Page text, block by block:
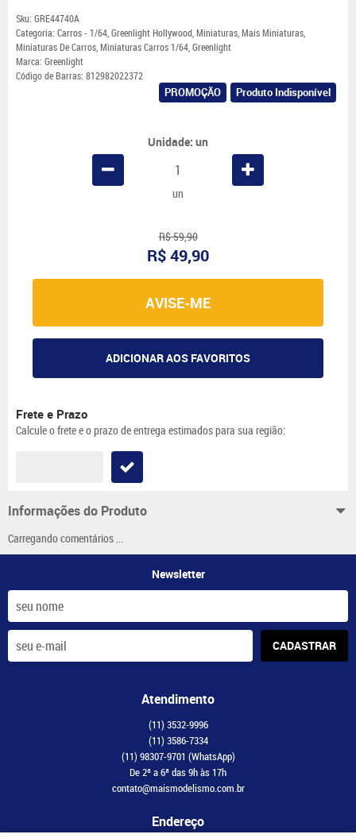
Sku: GRE44740A
Categoria: Carros - 1/64,Greenlight Hollywood,Miniaturas,Mais Miniaturas,
Miniaturas De Carros,Miniaturas Carros 1/64,Greenlight
Marca: Greenlight
Código de Barras: 812982022372
PROMOÇÃO Produto Indisponível
Unidade: un
un
R$ 59,90
R$ 49,90
AVISE-ME
ADICIONAR AOS FAVORITOS
Frete e Prazo
Calcule o frete e o prazo de entrega estimados para sua região:
Informações do Produto
Carregando comentários ...
Newsletter
CADASTRAR
Atendimento
(11) 3532-9996
(11) 3586-7334
(11) 98307-9701 (WhatsApp)
De 2ª a 6ª das 9h às 17h
contato@maismodelismo.com.br
Endereço